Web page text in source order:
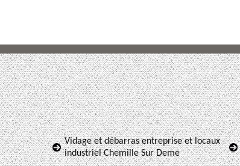
Vidage et débarras entreprise et locaux
industriel Chemille Sur Deme